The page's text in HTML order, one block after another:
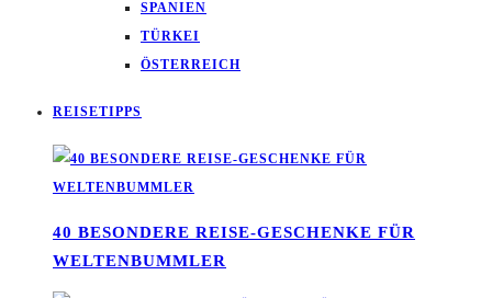
SPANIEN
TÜRKEI
ÖSTERREICH
REISETIPPS
40 BESONDERE REISE-GESCHENKE FÜR
WELTENBUMMLER